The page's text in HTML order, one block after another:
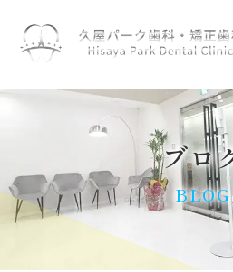
ブロ
BLOG